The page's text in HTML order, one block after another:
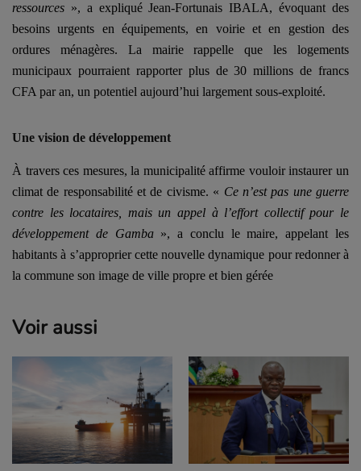
ressources », a expliqué Jean-Fortunais IBALA, évoquant des
besoins urgents en équipements, en voirie et en gestion des
ordures ménagères. La mairie rappelle que les logements
municipaux pourraient rapporter plus de 30 millions de francs
CFA par an, un potentiel aujourd’hui largement sous-exploité.
Une vision de développement
À travers ces mesures, la municipalité affirme vouloir instaurer un
climat de responsabilité et de civisme. « Ce n’est pas une guerre
contre les locataires, mais un appel à l’effort collectif pour le
développement de Gamba », a conclu le maire, appelant les
habitants à s’approprier cette nouvelle dynamique pour redonner à
la commune son image de ville propre et bien gérée
Voir aussi